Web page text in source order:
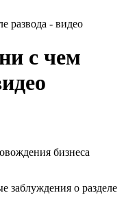
развода - видео
с чем
бизнеса
заблуждения о разделе